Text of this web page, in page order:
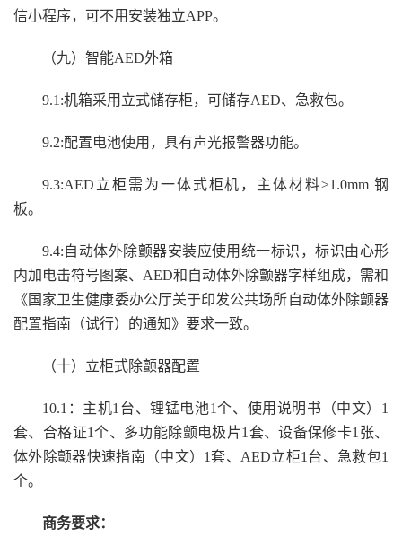
信小程序，可不用安装独立APP。
（九）智能AED外箱
9.1 :机箱采用立式储存柜，可储存AED、急救包。
9.2:配置电池使用，具有声光报警器功能。
9.3:AED立柜需为一体式柜机，主体材料≥1.0mm 钢
板。
9.4:自动体外除颤器安装应使用统一标识，标识由心形
内加电击符号图案、 AED和自动体外除颤器字样组成，需和
《国家卫生健康委办公厅关于印发公共场所自动体外除颤器
配置指南（试行）的通知》要求一致。
（十）立柜式除颤器配置
10.1：主机1台、锂锰电池1个、使用说明书（中文）1
套、合格证1个、多功能除颤电极片1套、设备保修卡1张、
体外除颤器快速指南（中文）1套、AED立柜1台、急救包1
个。
商务要求：